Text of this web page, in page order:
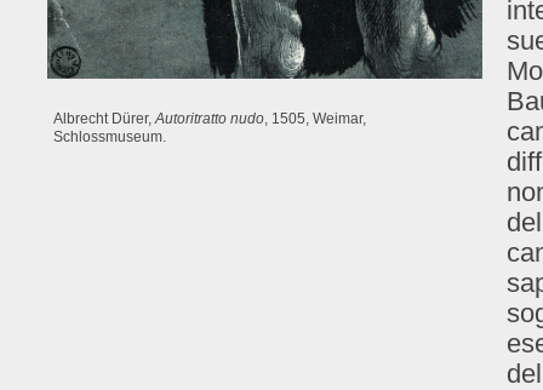
Albrecht Dürer,Autoritratto nudo , 1505, Weimar,
Schlossmuseum.